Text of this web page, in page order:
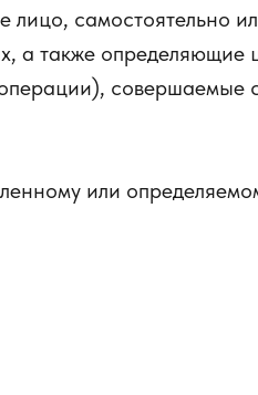
самостоятельно
а также определяющие
совершаемые
или